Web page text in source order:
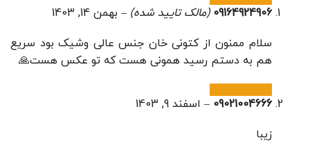
09164924906 (مالک تایید شده) – بهمن 14, 1403
سلام ممنون از کتونی خان جنس عالی وشیک بود سریع
هم به دستم رسید همونی هست که تو عکس هست🙏
09021004666
– اسفند 9, 1403
زیبا